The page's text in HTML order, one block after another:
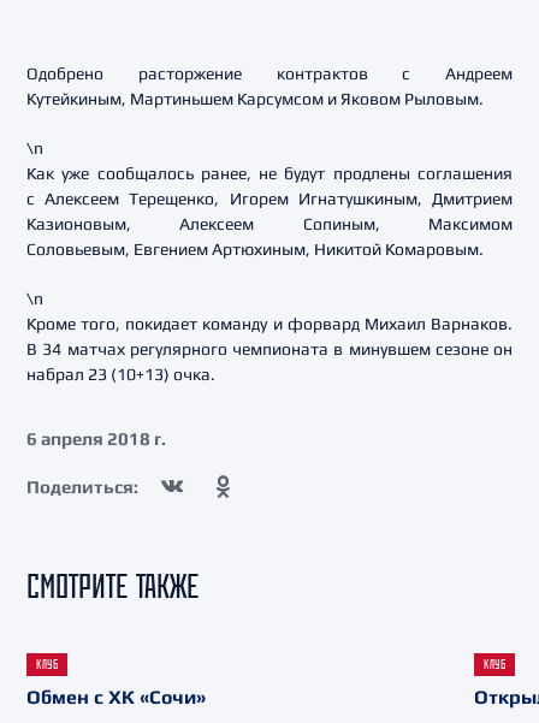
Одобрено расторжение контрактов с Андреем
Кутейкиным, Мартиньшем Карсумсом и Яковом Рыловым.
\n
Как уже сообщалось ранее, не будут продлены соглашения
с Алексеем Терещенко, Игорем Игнатушкиным, Дмитрием
Казионовым, Алексеем Сопиным, Максимом
Соловьевым, Евгением Артюхиным, Никитой Комаровым.
\n
Кроме того, покидает команду и форвард Михаил Варнаков.
В 34 матчах регулярного чемпионата в минувшем сезоне он
набрал 23 (10+13) очка.
6 апреля 2018 г.
Поделиться:
СМОТРИТЕ ТАКЖЕ
КЛУБ
Обмен с ХК «Сочи»
КЛУБ